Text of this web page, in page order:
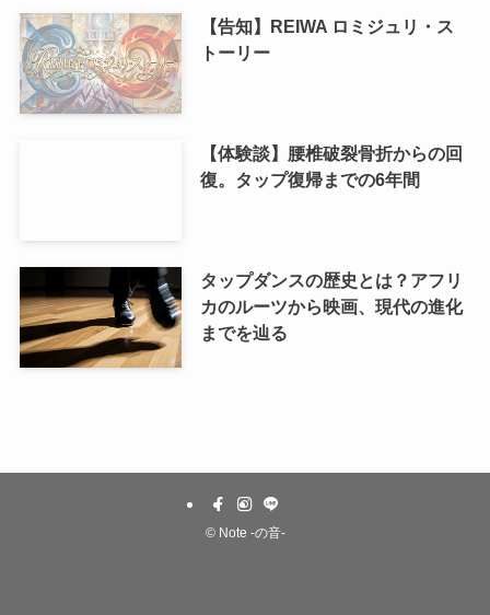
【告知】REIWA ロミジュリ・ス
トーリー
【体験談】腰椎破裂骨折からの回
復。タップ復帰までの6年間
タップダンスの歴史とは？アフリ
カのルーツから映画、現代の進化
までを辿る
©Note -の音-